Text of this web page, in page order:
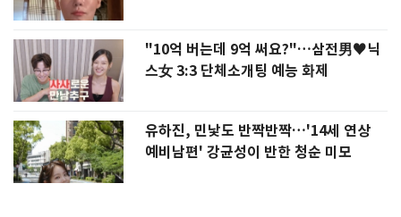
"10억 버는데 9억 써요?"…삼전男♥닉
스女 3:3 단체소개팅 예능 화제
유하진, 민낯도 반짝반짝…'14세 연상
예비남편' 강균성이 반한 청순 미모